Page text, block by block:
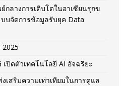
กลางการเติบโตในอาเซียนรุกข
บจัดการข้อมูลรับยุค Data
2025
เปิดตัวเทคโนโลยี AI อัจฉริยะ
เสริมความเท่าเทียมในการดูแล